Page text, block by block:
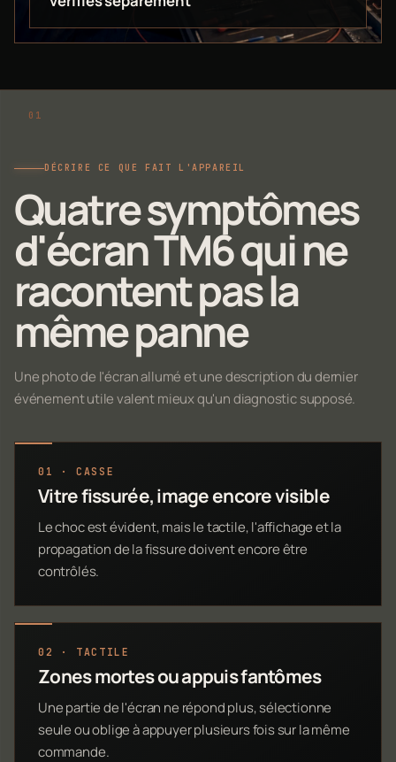
DÉCRIRE CE QUE FAIT L'APPAREIL
Quatre symptômes
d'écran TM6 qui ne
racontent pas la
même panne
Une photo de l'écran allumé et une description du dernier
événement utile valent mieux qu'un diagnostic supposé.
01 · CASSE
Vitre fissurée, image encore visible
Le choc est évident, mais le tactile, l'affichage et la
propagation de la fissure doivent encore être
contrôlés.
02 · TACTILE
Zones mortes ou appuis fantômes
Une partie de l'écran ne répond plus, sélectionne
seule ou oblige à appuyer plusieurs fois sur la même
commande.